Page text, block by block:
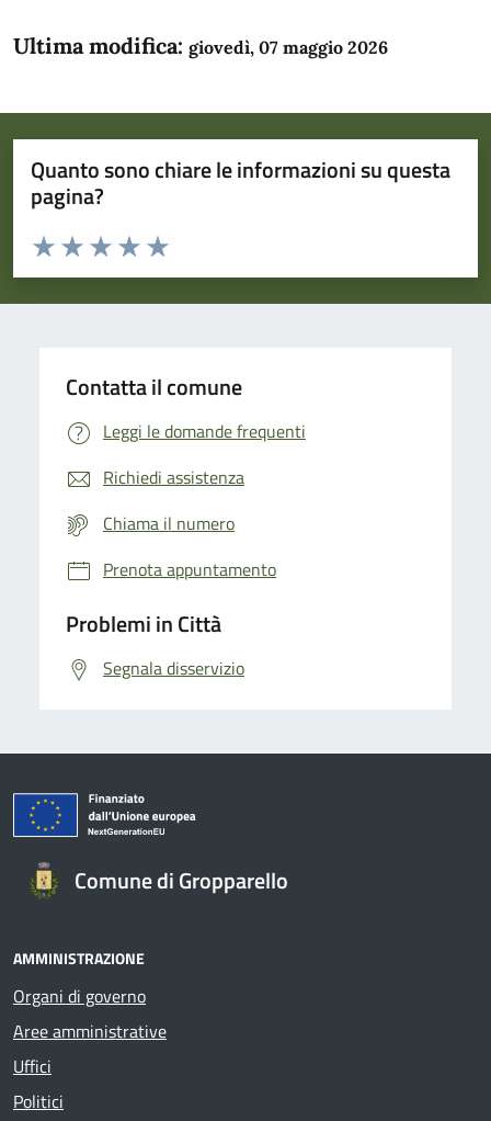
Ultima modifica: giovedì, 07 maggio 2026
Quanto sono chiare le informazioni su questa
pagina?
Domanda
Valuta da 1 a 5 stelle la pagina
Valuta 5 stelle su 5
Valuta 4 stelle su 5
Valuta 3 stelle su 5
Valuta 2 stelle su 5
Valuta 1 stelle su 5
Contatta il comune
Leggi le domande frequenti
Richiedi assistenza
Chiama il numero
Prenota appuntamento
Problemi in Città
Segnala disservizio
Comune di Gropparello
AMMINISTRAZIONE
Organi di governo
Aree amministrative
Uffici
Politici